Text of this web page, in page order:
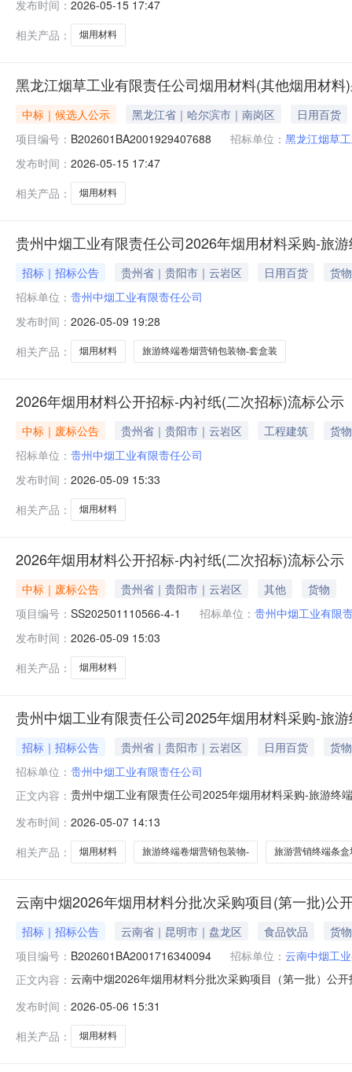
发布时间： 2026-05-15 17:47
相关产品：
烟用材料
黑龙江烟草工业有限责任公司烟用材料(其他烟用材
中标｜候选人公示 黑龙江省｜哈尔滨市｜南岗区
日用百货
项目编号： B202601BA2001929407688 招标单位： 黑龙江烟草
发布时间： 2026-05-15 17:47
相关产品：
烟用材料
贵州中烟工业有限责任公司2026年烟用材料采购-旅
招标｜招标公告 贵州省｜贵阳市｜云岩区 日用百货
货物
招标单位： 贵州中烟工业有限责任公司
发布时间： 2026-05-09 19:28
相关产品：
烟用材料 旅游终端卷烟营销包装物-套盒装
2026年烟用材料公开招标-内衬纸(二次招标)流标公示
中标｜废标公告 贵州省｜贵阳市｜云岩区 工程建筑
货物
招标单位： 贵州中烟工业有限责任公司
发布时间： 2026-05-09 15:33
相关产品：
烟用材料
2026年烟用材料公开招标-内衬纸(二次招标)流标公示
中标｜废标公告 贵州省｜贵阳市｜云岩区 其他
货物
项目编号： SS202501110566-4-1 招标单位： 贵州中烟工业有限
发布时间： 2026-05-09 15:03
相关产品：
烟用材料
贵州中烟工业有限责任公司2025年烟用材料采购-旅
招标｜招标公告 贵州省｜贵阳市｜云岩区 日用百货
货物
招标单位： 贵州中烟工业有限责任公司
正文内容： 贵州中烟工业有限责任公司2025年烟用材料采购-旅游终
中烟工业有限责任公司内部审批流程同意进行公开竞争
42.742万元，具体采购
发布时间： 2026-05-07 14:13
相关产品：
烟用材料 旅游终端卷烟营销包装物- 旅游营销终端条盒
云南中烟2026年烟用材料分批次采购项目(第一批)公
招标｜招标公告 云南省｜昆明市｜盘龙区 食品饮品
货物
项目编号： B202601BA2001716340094 招标单位： 云南中烟工
正文内容： 云南中烟2026年烟用材料分批次采购项目（第一批）公
现进行公开招标。二、项目概况和招标范围项目规模：
其他公告内
发布时间： 2026-05-06 15:31
相关产品：
烟用材料